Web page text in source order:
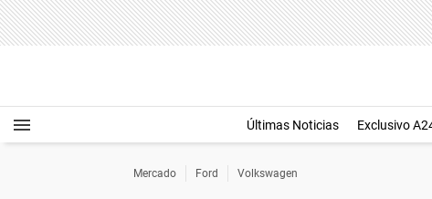
Últimas Noticias Exclusivo
Mercado Ford Volkswagen